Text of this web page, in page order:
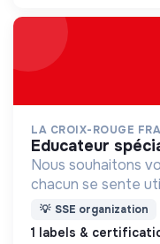
LA CROIX-ROUGE
educateur
Nous souhaitons
chacun se sente
nous proposons
d’engagement
💡 SSE organization
1 labels &